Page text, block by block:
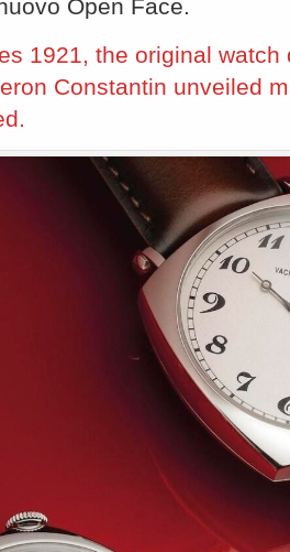
Open Face.
1921, the original
Constantin unveiled